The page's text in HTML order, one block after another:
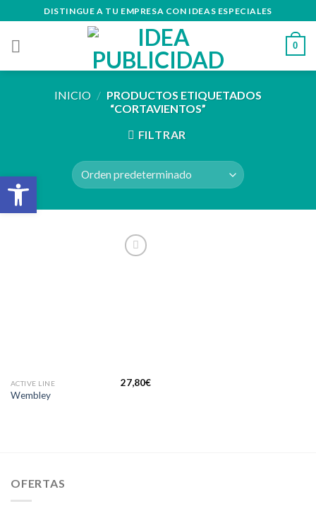
to
content
DISTINGUE A TU EMPRESA CON IDEAS ESPECIALES
0
INICIO / PRODUCTOS ETIQUETADOS
“CORTAVIENTOS”
FILTRAR
ACTIVE LINE
Wembley
27,80€
OFERTAS
Abrir barra de herramientas